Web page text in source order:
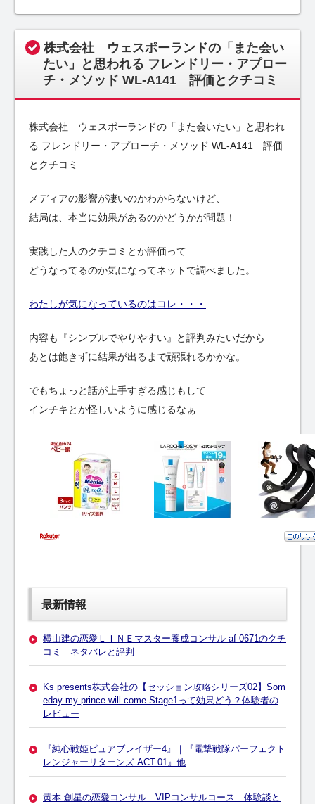
株式会社 ウェスポーランドの「また会い
たい」と思われる フレンドリー・アプロー
チ・メソッド WL-A141 評価とクチコミ
株式会社 ウェスポーランドの「また会いたい」と思われ
る フレンドリー・アプローチ・メソッド WL-A141 評価
とクチコミ
メディアの影響が凄いのかわからないけど、
結局は、本当に効果があるのかどうかが問題！
実践した人のクチコミとか評価って
どうなってるのか気になってネットで調べました。
わたしが気になっているのはコレ・・・
内容も『シンプルでやりやすい』と評判みたいだから
あとは飽きずに結果が出るまで頑張れるかかな。
でもちょっと話が上手すぎる感じもして
インチキとか怪しいように感じるなぁ
最新情報
横山建の恋愛ＬＩＮＥマスター養成コンサル af-0671のクチ
コミ ネタバレと評判
Ks presents株式会社の【セッション攻略シリーズ02】Som
eday my prince will come Stage1って効果どう？体験者の
レビュー
『純心戦姫ピュアブレイザー4』｜『電撃戦隊パーフェクト
レンジャーリターンズ ACT.01』他
黄本 創星の恋愛コンサル VIPコンサルコース 体験談と